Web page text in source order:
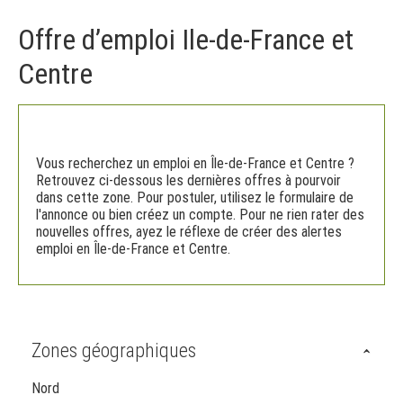
Offre d’emploi Ile-de-France et
Centre
Vous recherchez un emploi en Île-de-France et Centre ?
Retrouvez ci-dessous les dernières offres à pourvoir
dans cette zone. Pour postuler, utilisez le formulaire de
l'annonce ou bien créez un compte. Pour ne rien rater des
nouvelles offres, ayez le réflexe de créer des alertes
emploi en Île-de-France et Centre.
Zones géographiques
Nord